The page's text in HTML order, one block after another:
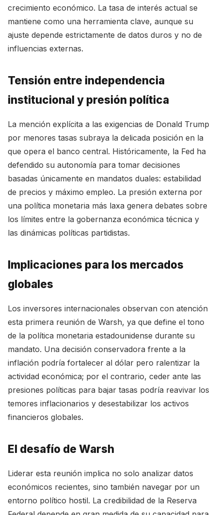
crecimiento económico. La tasa de interés actual se
mantiene como una herramienta clave, aunque su
ajuste depende estrictamente de datos duros y no de
influencias externas.
Tensión entre independencia
institucional y presión política
La mención explícita a las exigencias de Donald Trump
por menores tasas subraya la delicada posición en la
que opera el banco central. Históricamente, la Fed ha
defendido su autonomía para tomar decisiones
basadas únicamente en mandatos duales: estabilidad
de precios y máximo empleo. La presión externa por
una política monetaria más laxa genera debates sobre
los límites entre la gobernanza económica técnica y
las dinámicas políticas partidistas.
Implicaciones para los mercados
globales
Los inversores internacionales observan con atención
esta primera reunión de Warsh, ya que define el tono
de la política monetaria estadounidense durante su
mandato. Una decisión conservadora frente a la
inflación podría fortalecer al dólar pero ralentizar la
actividad económica; por el contrario, ceder ante las
presiones políticas para bajar tasas podría reavivar los
temores inflacionarios y desestabilizar los activos
financieros globales.
El desafío de Warsh
Liderar esta reunión implica no solo analizar datos
económicos recientes, sino también navegar por un
entorno político hostil. La credibilidad de la Reserva